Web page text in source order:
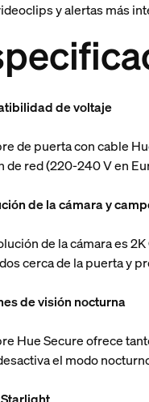
y alertas más
de voltaje
de puerta con cable
de red (220-240 V en
de la cámara y
de la cámara es
cerca de la puerta y
de visión nocturna
Hue Secure ofrece
el modo